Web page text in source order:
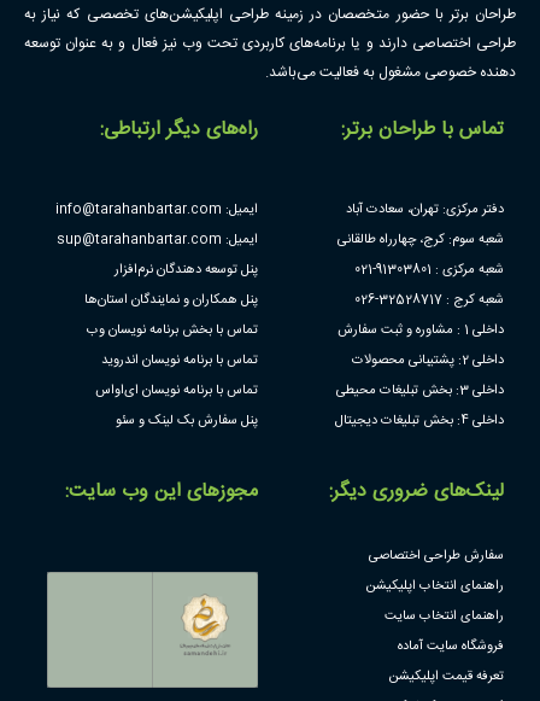
طراحان برتر با حضور متخصصان در زمینه طراحی اپلیکیشن‌های تخصصی که نیاز به
طراحی اختصاصی دارند و یا برنامه‌های کاربردی تحت وب نیز فعال و به عنوان توسعه
دهنده خصوصی مشغول به فعالیت می‌باشد.
تماس با طراحان برتر:
دفتر مرکزی: تهران، سعادت آباد
شعبه سوم: کرج، چهارراه طالقانی
شعبه مرکزی : 91303801-021
شعبه کرج : 32528717-026
داخلی 1 : مشاوره و ثبت سفارش
داخلی 2: پشتیبانی محصولات
داخلی 3: بخش تبلیغات محیطی
داخلی 4: بخش تبلیغات دیجیتال
راه‌های دیگر ارتباطی:
ایمیل: info@tarahanbartar.com
ایمیل: sup@tarahanbartar.com
پنل توسعه دهندگان نرم‌افزار
پنل همکاران و نمایندگان استان‌ها
تماس با بخش برنامه نویسان وب
تماس با برنامه نویسان اندروید
تماس با برنامه نویسان ای‌او‌اس
پنل سفارش بک لینک و سئو
لینک‌های ضروری دیگر:
سفارش طراحی اختصاصی
راهنمای انتخاب اپلیکیشن
راهنمای انتخاب سایت
فروشگاه سایت آماده
تعرفه قیمت اپلیکیشن
مجوز‌های این وب سایت: